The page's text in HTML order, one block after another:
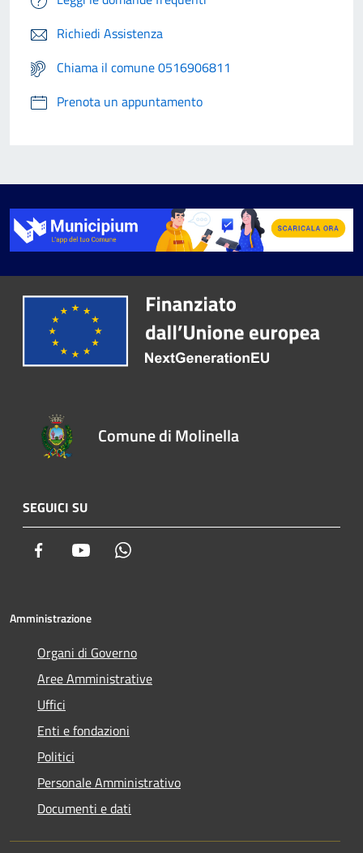
Richiedi Assistenza
Chiama il comune 0516906811
Prenota un appuntamento
Comune di Molinella
SEGUICI SU
Facebook Youtube
Amministrazione
Organi di Governo
Aree Amministrative
Uffici
Enti e fondazioni
Politici
Personale Amministrativo
Documenti e dati